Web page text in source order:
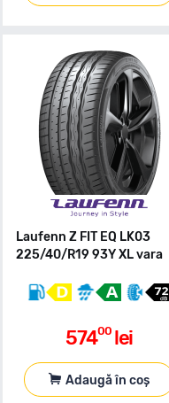
Laufenn Z FIT EQ LK03
225/40/R19 93Y XL vara
57400 lei
Adaugă în coș